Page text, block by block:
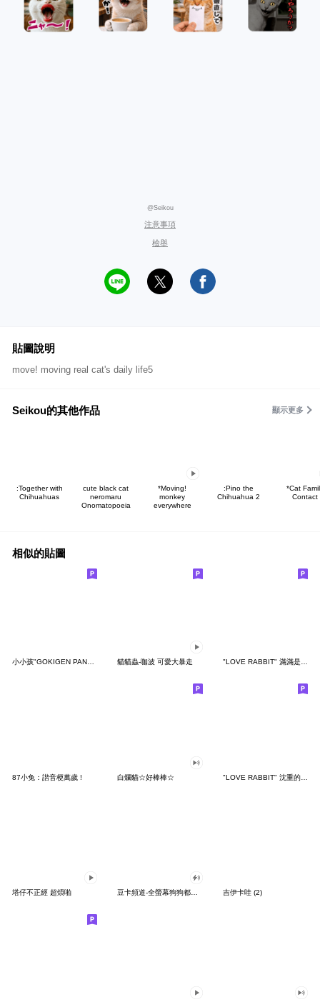
@Seikou
注意事項
檢舉
貼圖說明
move! moving real cat's daily life5
Seikou的其他作品 顯示更多
:Together with
Chihuahuas
cute black cat
neromaru
Onomatopoeia
*Moving!
monkey
everywhere
:Pino the
Chihuahua 2
*Cat
Contact
相似的貼圖
小小孩"GOKIGEN PANDA" 台灣版 貓貓蟲-咖波 可愛大暴走 "LOVE RABBIT" 滿滿是愛 台灣版
87小兔：諧音梗萬歲 ! 白爛貓☆好棒棒☆ "LOVE RABBIT" 沈重的愛 台灣版
塔仔不正經 超煩啪 吉伊卡哇 (2)